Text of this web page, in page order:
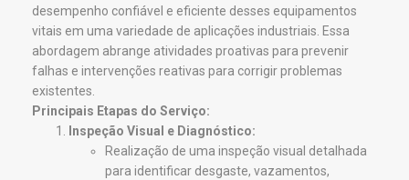
desempenho confiável e eficiente desses equipamentos
vitais em uma variedade de aplicações industriais. Essa
abordagem abrange atividades proativas para prevenir
falhas e intervenções reativas para corrigir problemas
existentes.
Principais Etapas do Serviço:
Inspeção Visual e Diagnóstico:
Realização de uma inspeção visual detalhada
para identificar desgaste, vazamentos,